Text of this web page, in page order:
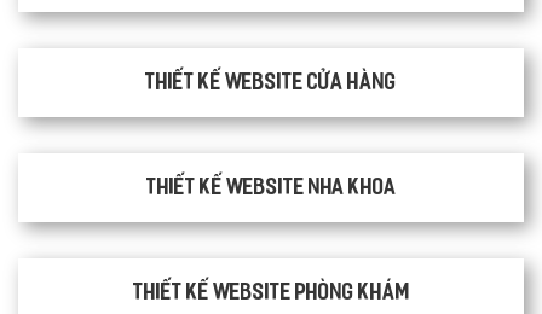
Thiết kế website cửa hàng
Thiết kế website nha khoa
thiết kế website phòng khám